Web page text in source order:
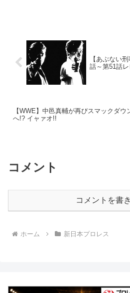
【あぶない
話～第51話
【WWE】中邑真輔が再びスマックダウ
へ!? イャァオ!!
コメント
コメントを書
ホーム 新日本プロレス